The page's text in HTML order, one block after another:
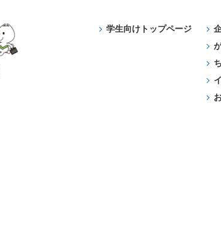
学生向けトップページ